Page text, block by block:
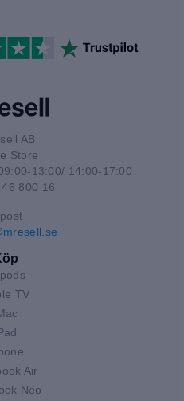
AB
Store
13:00/ 14:00-17:00
800 16
TV
Air
Neo